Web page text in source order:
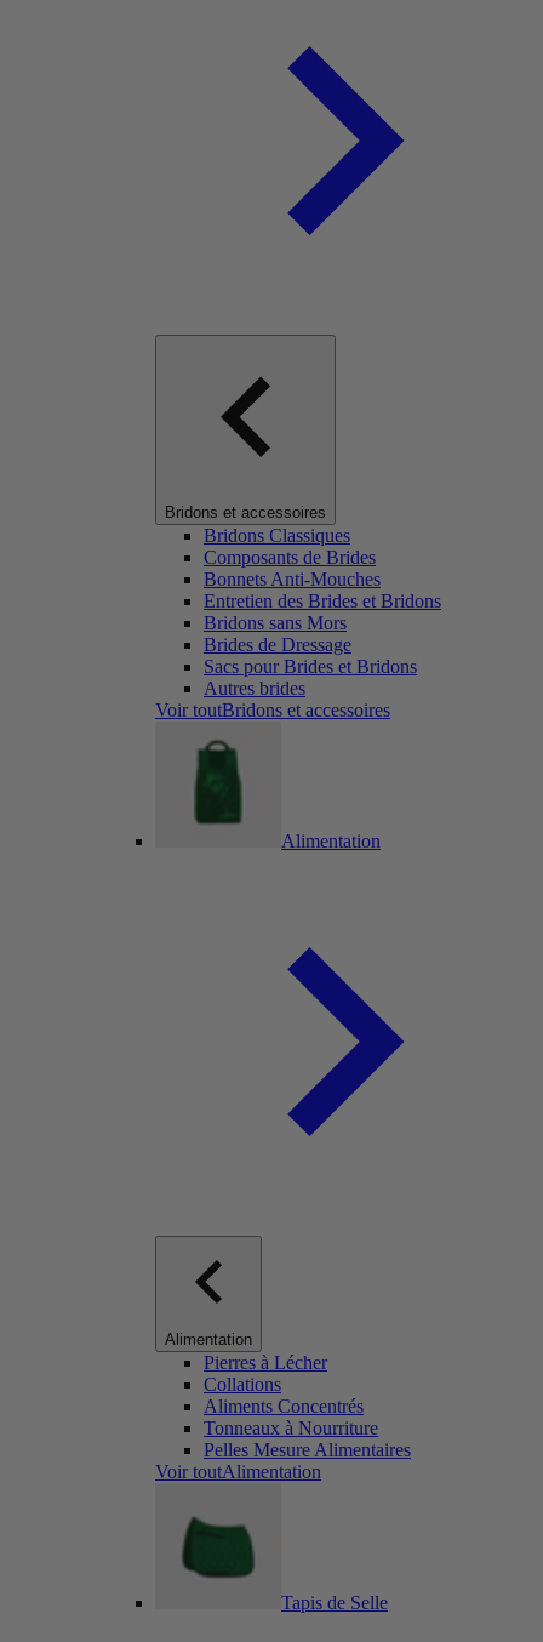
Bridons et accessoires
Bridons Classiques
Composants de Brides
Bonnets Anti-Mouches
Entretien des Brides et Bridons
Bridons sans Mors
Brides de Dressage
Sacs pour Brides et Bridons
Autres brides
Voir toutBridons et accessoires
Alimentation
Alimentation
Pierres à Lécher
Collations
Aliments Concentrés
Tonneaux à Nourriture
Pelles Mesure Alimentaires
Voir toutAlimentation
Tapis de Selle